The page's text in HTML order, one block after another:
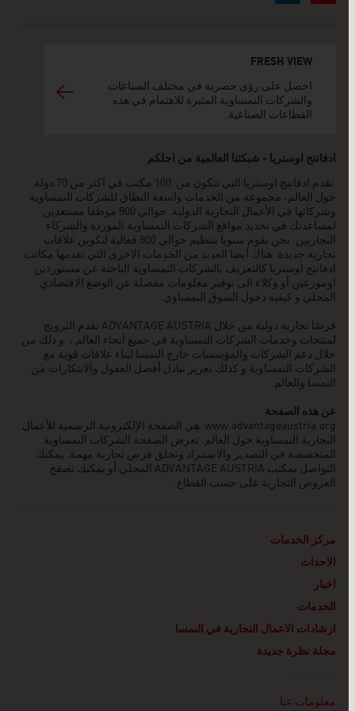
FRESH VIEW
احصل على رؤى حصرية في مختلف الصناعات
والشركات النمساوية المثيرة للاهتمام في هذه
القطاعات الصناعية.
ادفانتج اوستريا - شبكتنا العالمية من اجلكم
تقدم ادفانتج اوستريا التي تتكون من 100 مكتب في اكثر من 70 دولة
حول العالم، مجموعة من الخدمات واسعة النطاق للشركات النمساوية
وشركائها في الأعمال التجارية الدولية. حوالي 800 موظفا مستعدين
لمساعدتك في تحديد مواقع الشركات النمساوية الموردة والشركاء
التجاريين. نحن نقوم سنويا بتنظيم حوالي 800 فعالية لتكوين علاقات
تجارية جديدة. هناك أيضا العديد من الخدمات الاخرى التي تقدمها مكاتب
ادفانتج اوستريا كالتعريف بالشركات النمساوية الباحثة عن مستوردين
اوموزعين أو وكلاء الى توفير معلومات مفصلة عن الوضع الاقتصادي
المحلي و كيفيه دخول السوق النمساوي.
فرصًا تجارية دولية من خلال ADVANTAGE AUSTRIA تقدم الترويج
لمنتجات وخدمات الشركات النمساوية في جميع أنحاء العالم ، و ذلك من
خلال دعم الشركات والمؤسسات خارج النمسا لبناء علاقات قوية مع
الشركات النمساوية و كذلك تعزيز تبادل أفضل العقول والابتكارات من
النمسا والعالم.
عن هذه الصفحة
www.advantageaustria.orgهي الصفحة الإلكترونية الرسمية للأعمال
التجارية النمساوية حول العالم. تعرض الصفحة الشركات النمساوية
المتخصصة في التصدير والاستيراد وتخلق فرص تجارية مهمة. يمكنك
التواصل بمكتب ADVANTAGE AUSTRIA
المحلي أو يمكنك تصفح
العروض التجارية على حسب القطاع.
مركز الخدمات
الاحداث
اخبار
الخدمات
ارشادات الاعمال التجارية في النمسا
مجلة نظرة جديدة
معلومات عنا